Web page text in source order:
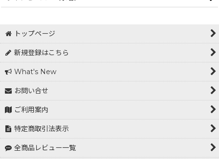
トップページ
新規登録はこちら
What's New
お問い合せ
ご利用案内
特定商取引法表示
全商品レビュー一覧